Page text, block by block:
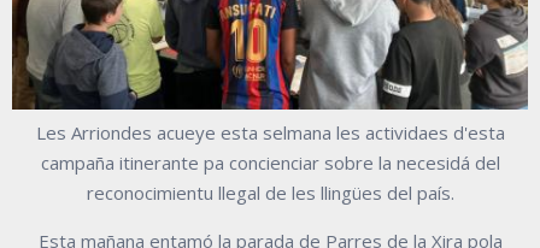
Les Arriondes acueye esta selmana les actividaes d'esta
campaña itinerante pa concienciar sobre la necesidá del
reconocimientu llegal de les llingües del país.
Esta mañana entamó la parada de Parres de la Xira pola